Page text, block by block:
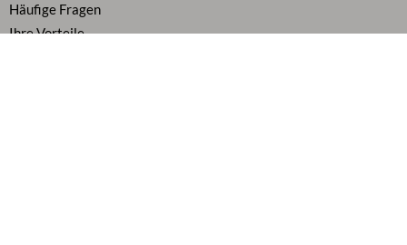
Häufige Fragen
Ihre Vorteile